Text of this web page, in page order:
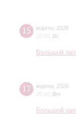
15 марта
2026
20:00 Вс
Большой зал
17 марта
2026
20:00 Вт
Большой зал